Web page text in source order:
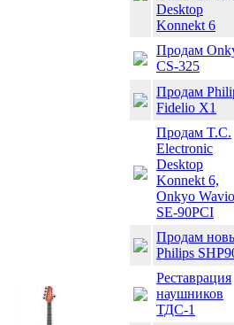
Desktop
Konnekt 6
Продам
CS-325
Продам
Fidelio X1
Продам T.C.
Electronic
Desktop
Konnekt 6,
Onkyo Wavio
SE-90PCI
Продам
Philips
Реставрация
наушников
ТДС-1